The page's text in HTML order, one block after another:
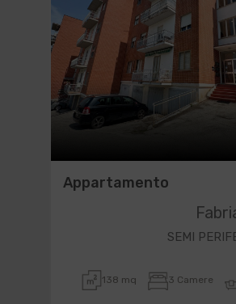
Appartamento
SEMI
138 mq 3 Camere